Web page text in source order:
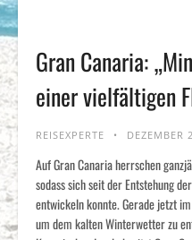
Gran Canaria:
einer vielfältigen
REISEXPERTE DEZEMBER
Auf Gran Canaria herrschen
sodass sich seit der Entstehung
entwickeln konnte. Gerade jetzt
um dem kalten Winterwetter zu